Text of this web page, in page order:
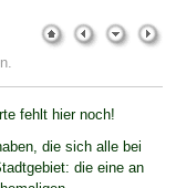
fehlt hier noch!
die sich alle bei
die eine an